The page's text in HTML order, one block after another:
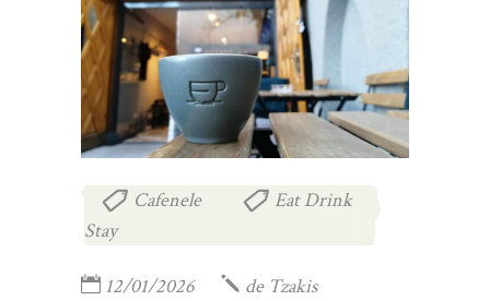
Cafenele
Eat Drink
Stay
12/01/2026 de Tzakis